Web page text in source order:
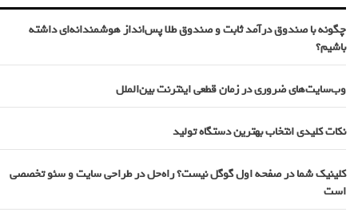
چگونه با صندوق درآمد ثابت و صندوق طلا پس‌انداز هوشمندانه‌ای داشته
باشیم؟
وب‌سایت‌های ضروری در زمان قطعی اینترنت بین‌الملل
نکات کلیدی انتخاب بهترین دستگاه تولید
کلینیک شما در صفحه اول گوگل نیست؟ راه‌حل در طراحی سایت و سئو تخصصی
است